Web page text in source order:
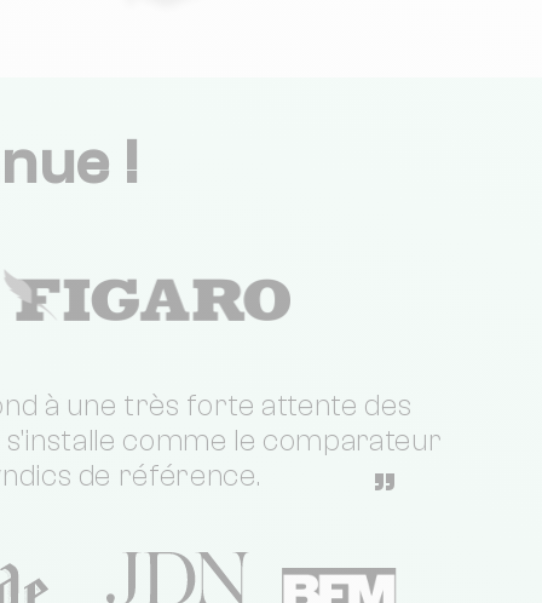
!
à une très forte attente des
comme le comparateur
de référence.
”